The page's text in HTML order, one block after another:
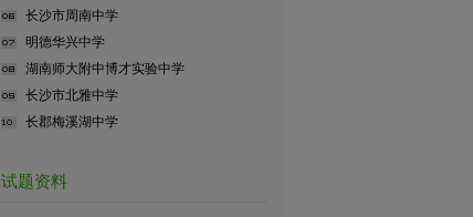
长沙市周南中学
明德华兴中学
湖南师大附中博才实验中学
长沙市北雅中学
长郡梅溪湖中学
试题资料